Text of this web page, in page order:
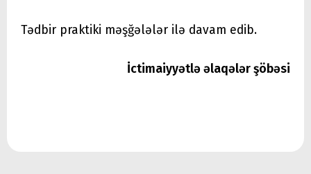
Tədbir praktiki məşğələlər ilə davam edib.
İctimaiyyətlə əlaqələr şöbəsi